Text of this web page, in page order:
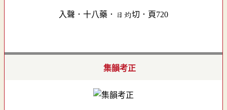
入聲．十八藥．日灼切．頁720
集韻考正